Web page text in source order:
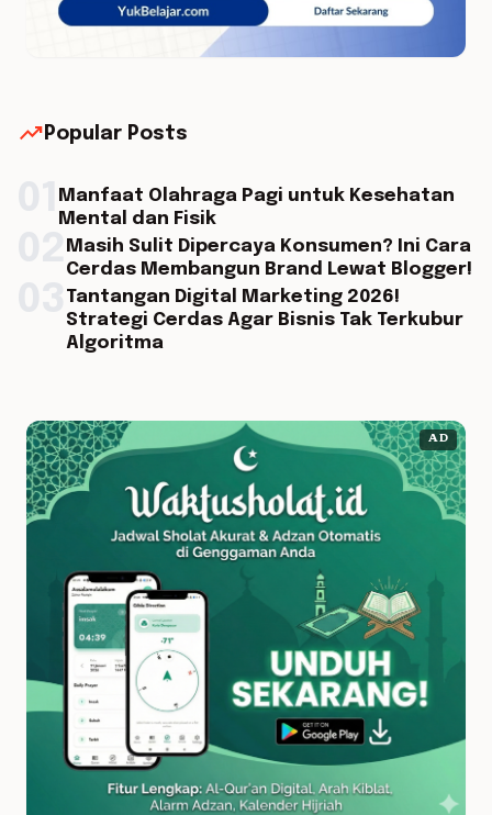
trending_up Popular Posts
Manfaat Olahraga Pagi untuk Kesehatan
Mental dan Fisik
Masih Sulit Dipercaya Konsumen? Ini Cara
Cerdas Membangun Brand Lewat Blogger!
Tantangan Digital Marketing 2026!
Strategi Cerdas Agar Bisnis Tak Terkubur
Algoritma
AD